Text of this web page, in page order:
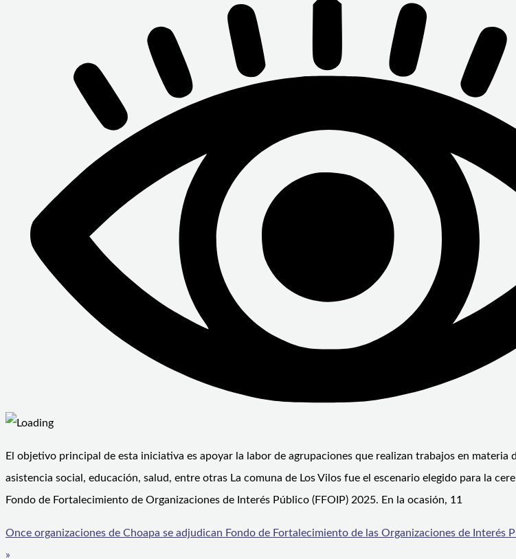
El objetivo principal de esta iniciativa es apoyar la labor de agrupaciones que realizan trabajos en materia
asistencia social, educación, salud, entre otras La comuna de Los Vilos fue el escenario elegido para la
Fondo de Fortalecimiento de Organizaciones de Interés Público (FFOIP) 2025. En la ocasión, 11
Once organizaciones de Choapa se adjudican Fondo de Fortalecimiento de las Organizaciones de Interés
»